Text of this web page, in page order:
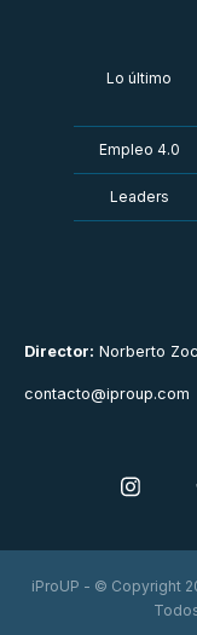
Director: Norberto
contacto@iproup.com
Lo último
Empleo 4.0
Leaders
iProUP - © Copyright